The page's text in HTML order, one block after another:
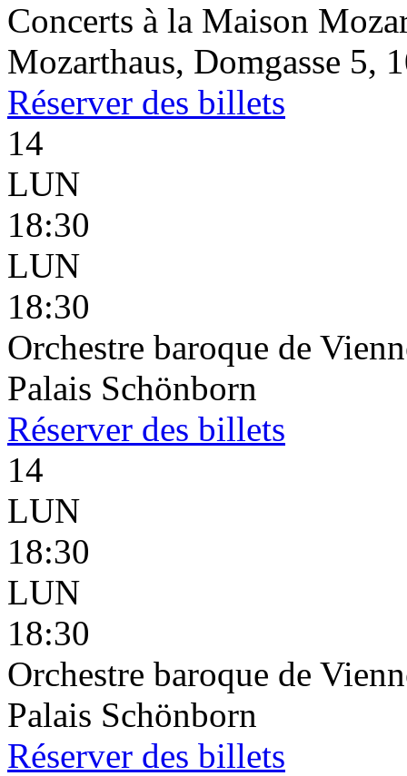
Concerts à la Maison
Mozarthaus, Domgasse 5,
Réserver des billets
14
LUN
18:30
LUN
18:30
Orchestre baroque de
Palais Schönborn
Réserver des billets
14
LUN
18:30
LUN
18:30
Orchestre baroque de
Palais Schönborn
Réserver des billets